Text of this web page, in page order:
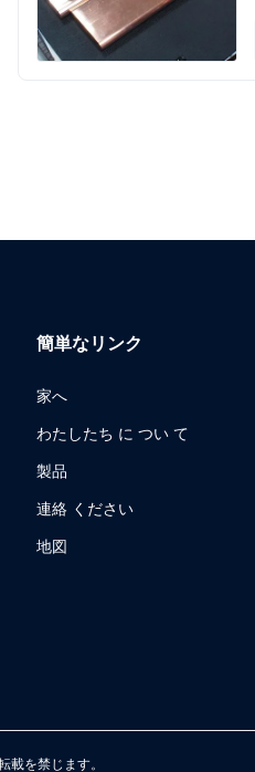
簡単なリンク
家へ
わたしたち に つい て
製品
連絡 ください
地図
載を禁じます。